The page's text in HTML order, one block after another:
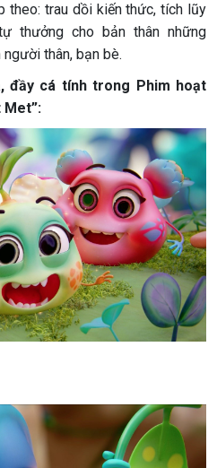
theo: trau dồi kiến thức, tích lũy
thưởng cho bản thân những
thân, bạn bè.
đầy cá tính trong Phim hoạt
Met”: